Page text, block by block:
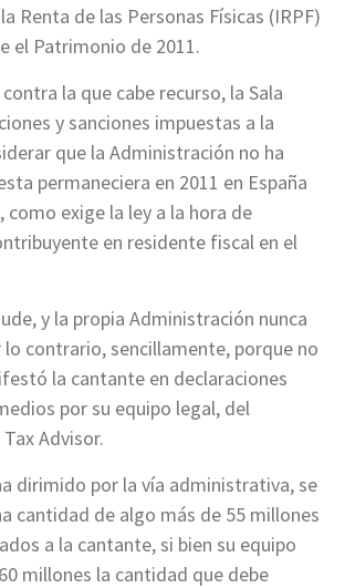
Renta de las Personas Físicas (IRPF)
el Patrimonio de 2011.
la que cabe recurso, la Sala
y sanciones impuestas a la
que la Administración no ha
permaneciera en 2011 en España
como exige la ley a la hora de
en residente fiscal en el
y la propia Administración nunca
contrario, sencillamente, porque no
la cantante en declaraciones
por su equipo legal, del
Advisor.
dirimido por la vía administrativa, se
cantidad de algo más de 55 millones
a la cantante, si bien su equipo
millones la cantidad que debe